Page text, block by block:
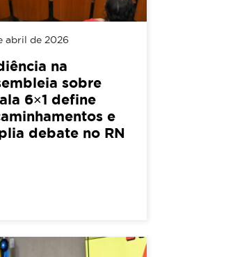
abril de 2026
na
sobre
6×1 define
e
debate no RN